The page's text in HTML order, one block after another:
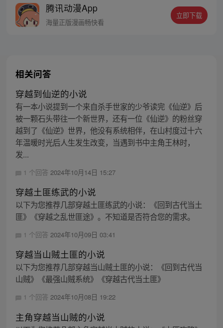
腾讯动漫App
海量正版漫画畅快看
立即下载
相关问答
穿越到仙逆的小说
有一本小说提到一个来自杀手世家的少爷读完《仙逆》后
被一颗石头带往一个新世界，还有一位《仙逆》的粉丝穿
越到了《仙逆》世界，他没有系统相伴，在山村度过十六
年温暖时光后人生发生改变，当遇到书中主角王林时，
发...
1 个回答 2024年10月14日 15:27
穿越土匪练武的小说
以下为您推荐几部穿越土匪练武的小说：《回到古代当土
匪》《穿越之乱世匪途》。不知道是否符合您的需求。
1 个回答 2024年10月09日 03:41
穿越当山贼土匪的小说
以下为您推荐几部穿越当山贼土匪的小说：《回到古代当
山贼》《最强山贼系统》《穿越古代当土匪》
1 个回答 2024年10月08日 19:22
主角穿越当山贼的小说